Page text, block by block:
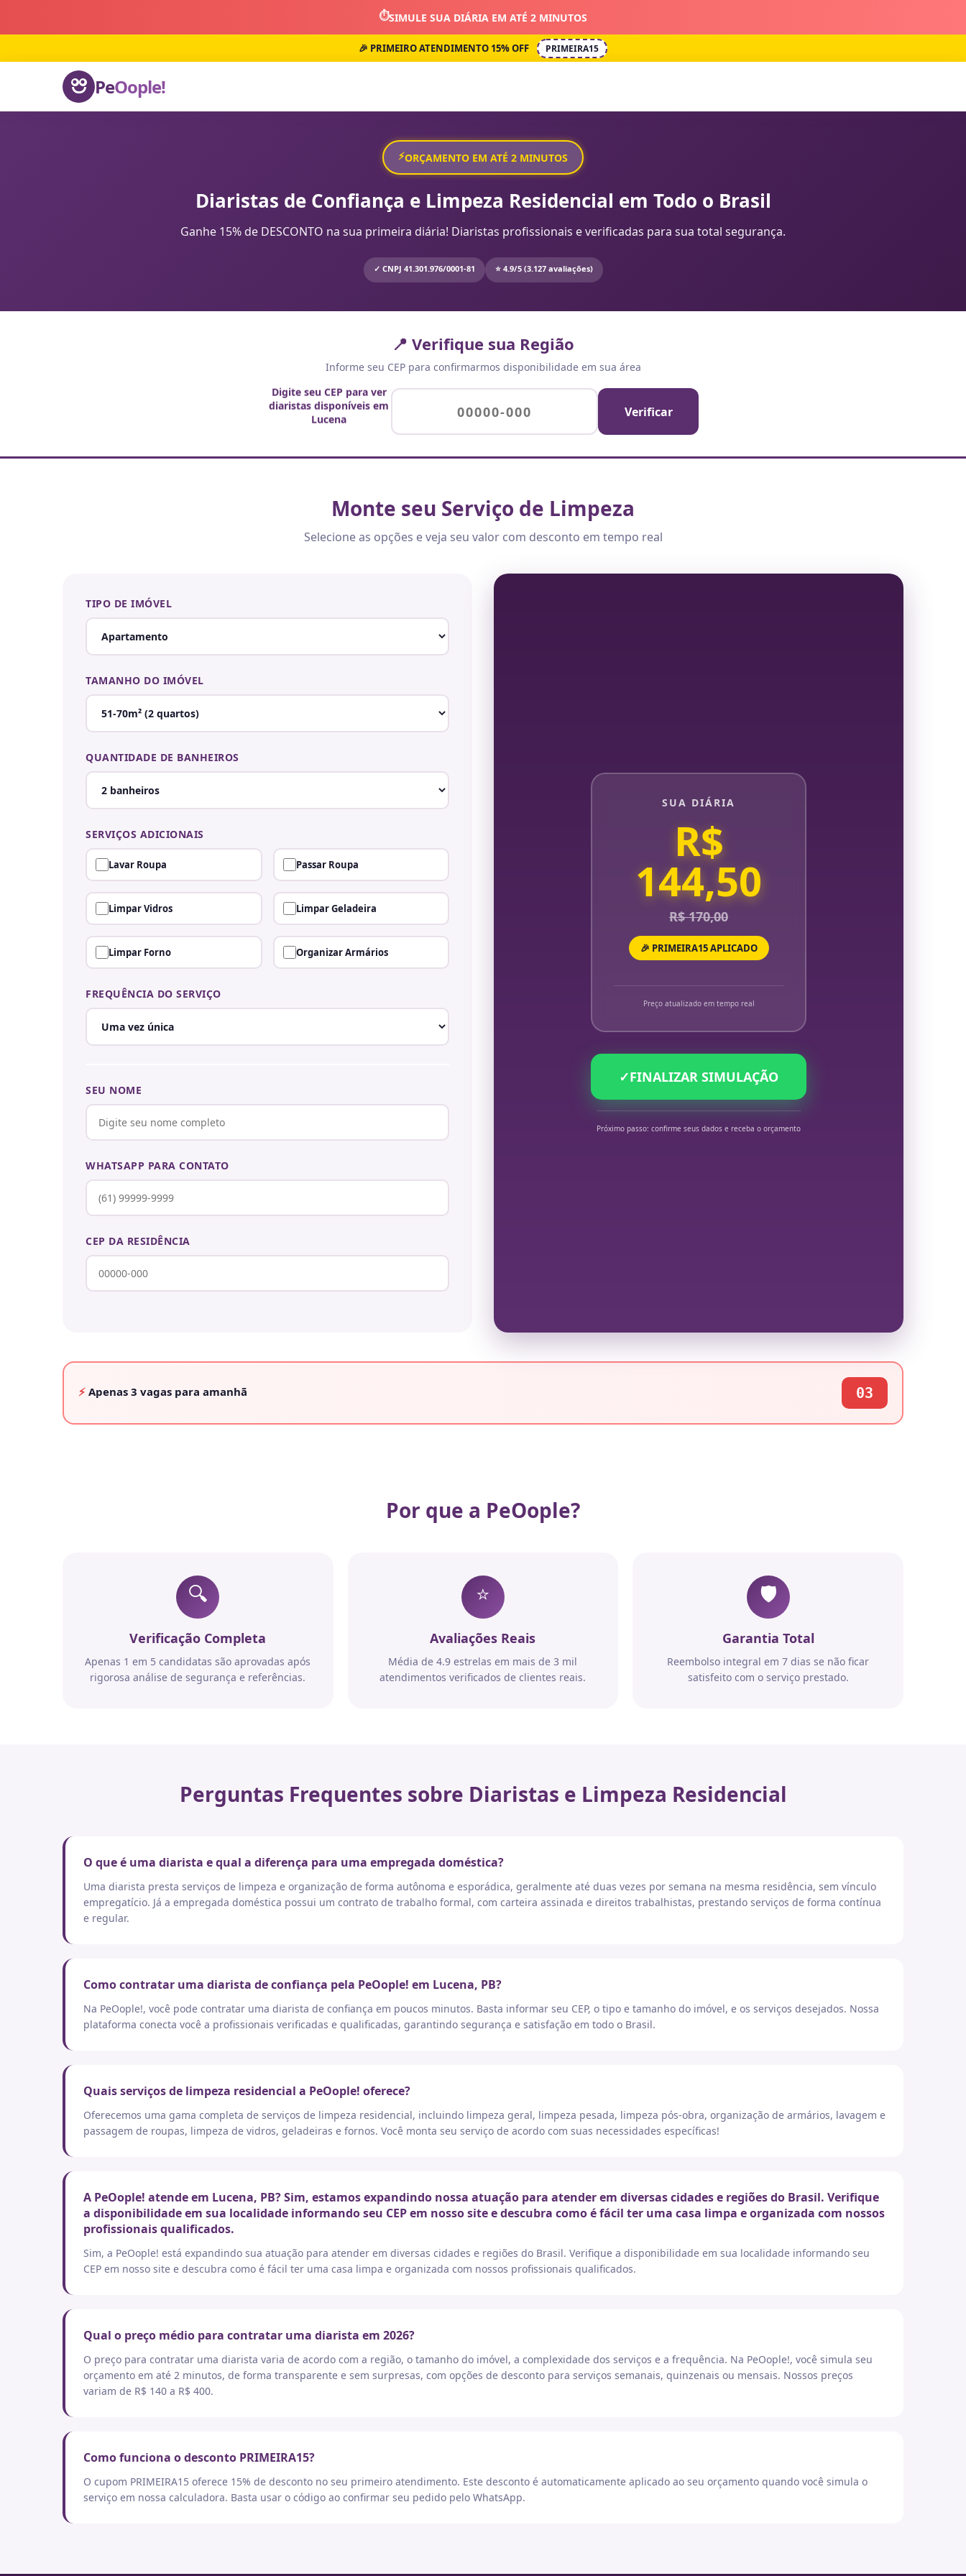
⏱️SIMULE SUA DIÁRIA EM ATÉ 2 MINUTOS
🎉 PRIMEIRO ATENDIMENTO 15% OFF PRIMEIRA15
PeOople!
⚡ORÇAMENTO EM ATÉ 2 MINUTOS
Diaristas de Confiança e Limpeza Residencial em Todo o Brasil
Ganhe 15% de DESCONTO na sua primeira diária! Diaristas profissionais e verificadas para sua total segurança.
✓ CNPJ 41.301.976/0001-81 ⭐ 4.9/5 (3.127 avaliações)
📍 Verifique sua Região
Informe seu CEP para confirmarmos disponibilidade em sua área
Digite seu CEP para ver
diaristas disponíveis em
Lucena
Verificar
Monte seu Serviço de Limpeza
Selecione as opções e veja seu valor com desconto em tempo real
TIPO DE IMÓVEL
TAMANHO DO IMÓVEL
QUANTIDADE DE BANHEIROS
SERVIÇOS ADICIONAIS
Lavar Roupa Passar Roupa
Limpar Vidros Limpar Geladeira
Limpar Forno Organizar Armários
FREQUÊNCIA DO SERVIÇO
SEU NOME
WHATSAPP PARA CONTATO
CEP DA RESIDÊNCIA
SUA DIÁRIA
R$
144,50
R$ 170,00
🎉 PRIMEIRA15 APLICADO
Preço atualizado em tempo real
✓FINALIZAR SIMULAÇÃO
Próximo passo: confirme seus dados e receba o orçamento
⚡ Apenas 3 vagas para amanhã 03
Por que a PeOople?
🔍
Verificação Completa
Apenas 1 em 5 candidatas são aprovadas após
rigorosa análise de segurança e referências.
⭐
Avaliações Reais
Média de 4.9 estrelas em mais de 3 mil
atendimentos verificados de clientes reais.
🛡️
Garantia Total
Reembolso integral em 7 dias se não ficar
satisfeito com o serviço prestado.
Perguntas Frequentes sobre Diaristas e Limpeza Residencial
O que é uma diarista e qual a diferença para uma empregada doméstica?
Uma diarista presta serviços de limpeza e organização de forma autônoma e esporádica, geralmente até duas vezes por semana na mesma residência, sem vínculo
empregatício. Já a empregada doméstica possui um contrato de trabalho formal, com carteira assinada e direitos trabalhistas, prestando serviços de forma contínua
e regular.
Como contratar uma diarista de confiança pela PeOople! em Lucena, PB?
Na PeOople!, você pode contratar uma diarista de confiança em poucos minutos. Basta informar seu CEP, o tipo e tamanho do imóvel, e os serviços desejados. Nossa
plataforma conecta você a profissionais verificadas e qualificadas, garantindo segurança e satisfação em todo o Brasil.
Quais serviços de limpeza residencial a PeOople! oferece?
Oferecemos uma gama completa de serviços de limpeza residencial, incluindo limpeza geral, limpeza pesada, limpeza pós-obra, organização de armários, lavagem e
passagem de roupas, limpeza de vidros, geladeiras e fornos. Você monta seu serviço de acordo com suas necessidades específicas!
A PeOople! atende em Lucena, PB? Sim, estamos expandindo nossa atuação para atender em diversas cidades e regiões do Brasil. Verifique
a disponibilidade em sua localidade informando seu CEP em nosso site e descubra como é fácil ter uma casa limpa e organizada com nossos
profissionais qualificados.
Sim, a PeOople! está expandindo sua atuação para atender em diversas cidades e regiões do Brasil. Verifique a disponibilidade em sua localidade informando seu
CEP em nosso site e descubra como é fácil ter uma casa limpa e organizada com nossos profissionais qualificados.
Qual o preço médio para contratar uma diarista em 2026?
O preço para contratar uma diarista varia de acordo com a região, o tamanho do imóvel, a complexidade dos serviços e a frequência. Na PeOople!, você simula seu
orçamento em até 2 minutos, de forma transparente e sem surpresas, com opções de desconto para serviços semanais, quinzenais ou mensais. Nossos preços
variam de R$ 140 a R$ 400.
Como funciona o desconto PRIMEIRA15?
O cupom PRIMEIRA15 oferece 15% de desconto no seu primeiro atendimento. Este desconto é automaticamente aplicado ao seu orçamento quando você simula o
serviço em nossa calculadora. Basta usar o código ao confirmar seu pedido pelo WhatsApp.